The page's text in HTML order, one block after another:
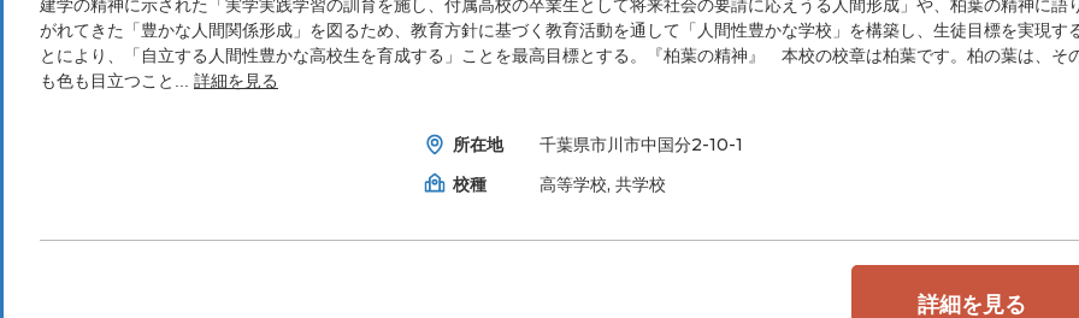
建学の精神に示された「実学実践学習の訓育を施し、付属高校の卒業生として将来社会の要請に応えうる人間形成」や、柏葉の精神に語
がれてきた「豊かな人間関係形成」を図るため、教育方針に基づく教育活動を通して「人間性豊かな学校」を構築し、生徒目標を実現す
とにより、「自立する人間性豊かな高校生を育成する」ことを最高目標とする。『柏葉の精神』 本校の校章は柏葉です。柏の葉は、そ
も色も目立つこと... 詳細を見る
所在地
千葉県市川市中国分2-10-1
校種
高等学校, 共学校
詳細を見る